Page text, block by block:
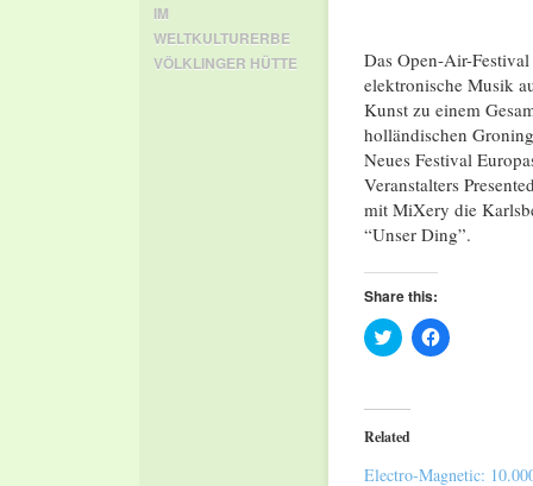
Das Open-Air-
elektronische Musik
Kunst zu einem
holländischen
Neues Festival
Veranstalters
mit MiXery die
“Unser Ding”.
Share this:
Click
to
(Opens
in
new
Click
to
Related
Electro-Magnetic:
IM
WELTKULTURERBE
VÖLKLINGER HÜTTE